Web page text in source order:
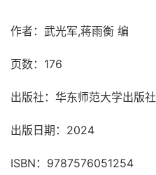
作者：武光军,蒋雨衡 编
页数：176
出版社：华东师范大学出版社
出版日期：2024
ISBN：9787576051254